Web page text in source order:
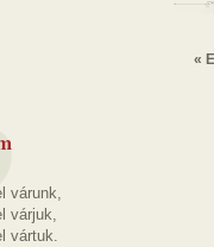
«
várunk,
várjuk,
vártuk.